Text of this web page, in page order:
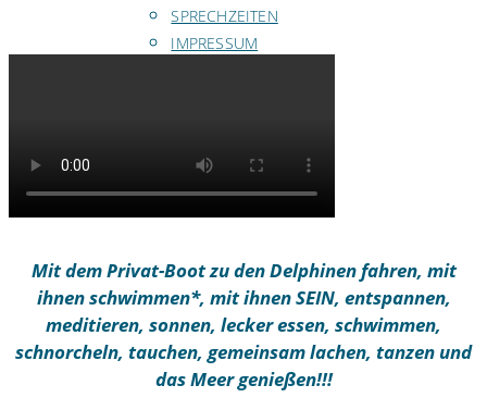
SPRECHZEITEN
IMPRESSUM
Mit dem Privat-Boot zu den Delphinen fahren, mit
ihnen schwimmen*, mit ihnen SEIN, entspannen,
meditieren, sonnen, lecker essen, schwimmen,
schnorcheln, tauchen, gemeinsam lachen, tanzen und
das Meer genießen!!!